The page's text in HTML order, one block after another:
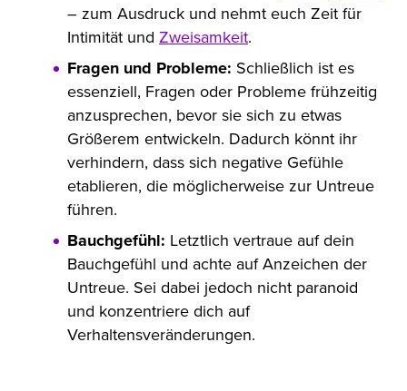
– zum Ausdruck und nehmt euch Zeit für
Intimität und Zweisamkeit.
Fragen und Probleme: Schließlich ist es
essenziell, Fragen oder Probleme frühzeitig
anzusprechen, bevor sie sich zu etwas
Größerem entwickeln. Dadurch könnt ihr
verhindern, dass sich negative Gefühle
etablieren, die möglicherweise zur Untreue
führen.
Bauchgefühl: Letztlich vertraue auf dein
Bauchgefühl und achte auf Anzeichen der
Untreue. Sei dabei jedoch nicht paranoid
und konzentriere dich auf
Verhaltensveränderungen.